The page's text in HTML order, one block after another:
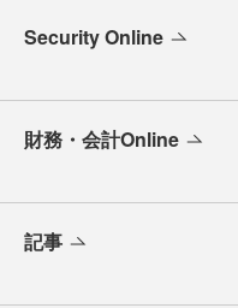
Security Online
財務・会計Online
記事